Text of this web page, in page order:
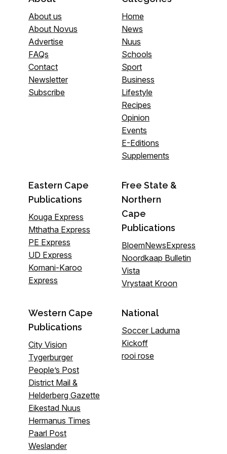
About us
About Novus
Advertise
FAQs
Contact
Newsletter
Subscribe
Home
News
Nuus
Schools
Sport
Business
Lifestyle
Recipes
Opinion
Events
E-Editions
Supplements
Eastern Cape
Publications
Kouga Express
Mthatha Express
PE Express
UD Express
Komani-Karoo
Express
Free State &
Northern
Cape
Publications
BloemNewsExpress
Noordkaap Bulletin
Vista
Vrystaat Kroon
Western Cape
Publications
City Vision
Tygerburger
People’s Post
District Mail &
Helderberg Gazette
Eikestad Nuus
Hermanus Times
Paarl Post
Weslander
National
Soccer Laduma
Kickoff
rooi rose